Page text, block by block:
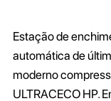
Estação de
automática de
moderno
ULTRACECO HP.